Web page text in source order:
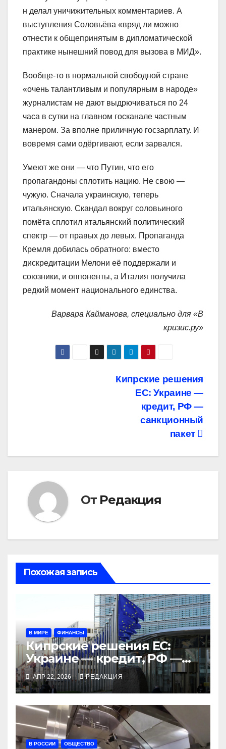
н делал уничижительных комментариев. А
выступления Соловьёва «вряд ли можно
отнести к общепринятым в дипломатической
практике нынешний повод для вызова в МИД».
Вообще-то в нормальной свободной стране
«очень талантливым и популярным в народе»
журналистам не дают выдрючиваться по 24
часа в сутки на главном госканале частным
манером. За вполне приличную госзарплату. И
вовремя сами одёргивают, если зарвался.
Умеют же они — что Путин, что его
пропагандоны сплотить нацию. Не свою —
чужую. Сначала украинскую, теперь
итальянскую. Скандал вокруг соловьиного
помёта сплотил итальянский политический
спектр — от правых до левых. Пропаганда
Кремля добилась обратного: вместо
дискредитации Мелони её поддержали и
союзники, и оппоненты, а Италия получила
редкий момент национального единства.
Варвара Кайманова, специально для «В
кризис.ру»
Кипрские решения
ЕС: Украине —
кредит, РФ —
санкционный
пакет
От Редакция
Похожая запись
В МИРЕ ФИНАНСЫ
Кипрские решения ЕС:
Украине — кредит, РФ —
санкционный пакет
АПР 22, 2026 РЕДАКЦИЯ
В РОССИИ ОБЩЕСТВО